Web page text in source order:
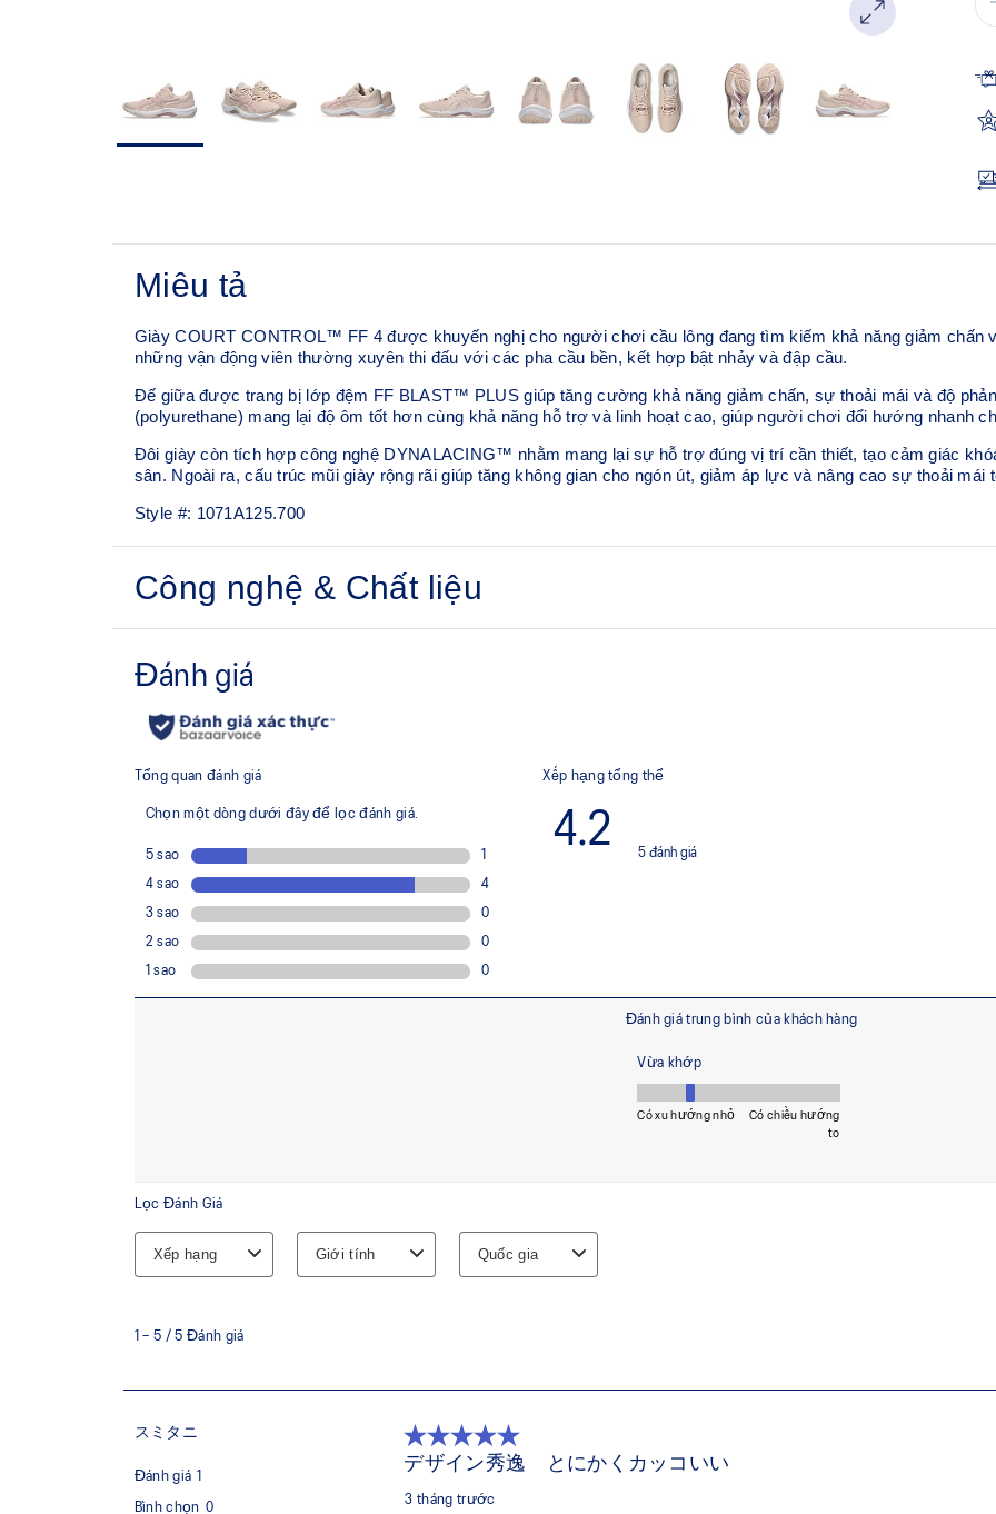
Miêu tả
Giày COURT CONTROL™ FF 4 được khuyến nghị cho người chơi cầu lông đang tìm kiếm khả năng giảm chấn
những vận động viên thường xuyên thi đấu với các pha cầu bền, kết hợp bật nhảy và đập cầu.
Đế giữa được trang bị lớp đệm FF BLAST™ PLUS giúp tăng cường khả năng giảm chấn, sự thoải mái và độ
(polyurethane) mang lại độ ôm tốt hơn cùng khả năng hỗ trợ và linh hoạt cao, giúp người chơi đổi hướng nhanh
Đôi giày còn tích hợp công nghệ DYNALACING™ nhằm mang lại sự hỗ trợ đúng vị trí cần thiết, tạo cảm giác
sân. Ngoài ra, cấu trúc mũi giày rộng rãi giúp tăng không gian cho ngón út, giảm áp lực và nâng cao sự thoải mái
Style #: 1071A125.700
Công nghệ & Chất liệu
Vật liệu PU giúp tăng cường độ bền và độ linh hoạt.
Đệm FF BLAST™ PLUS
Được thiết kế để cải thiện độ nảy và chiều cao bật nhảy. Mềm mại và đàn hồi
hơn so với đệm FLYTEFOAM™, mang lại sự êm ái và khả năng phản hồi
vượt trội.
Công nghệ 3D SPACE CONSTRUCTION™
Giúp cải thiện độ linh hoạt.
Các rãnh trên đế ngoài giúp cải thiện khả năng xoay, tăng sự linh hoạt và
carbon so với công nghệ